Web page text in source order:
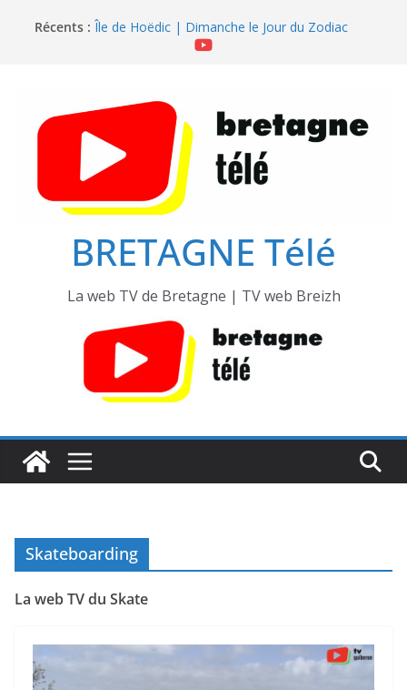
Récents :
Île de Hoëdic | Sensations Fortes en Open Skiff
Île de Hoëdic | Dimanche le Jour du Zodiac
Île de Hoëdic | Le Beau Fort
BRETAGNE Télé
La web TV de Bretagne | TV web Breizh
Skateboarding
La web TV du Skate